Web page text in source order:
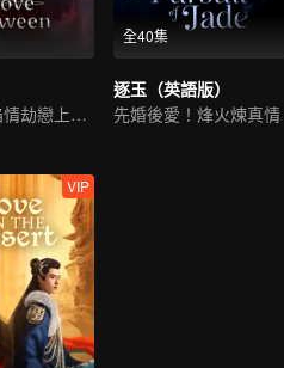
冷麵仙君陷情劫戀上魔女
全40集
逐玉（英語版）
先婚後愛！烽火煉真情
VIP